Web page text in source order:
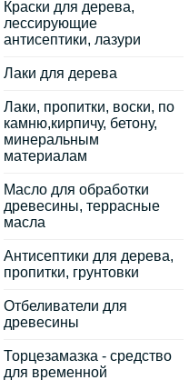
Краски для дерева,
лессирующие
антисептики, лазури
Лаки для дерева
Лаки, пропитки, воски, по
камню,кирпичу, бетону,
минеральным
материалам
Масло для обработки
древесины, террасные
масла
Антисептики для дерева,
пропитки, грунтовки
Отбеливатели для
древесины
Торцезамазка - средство
для временной